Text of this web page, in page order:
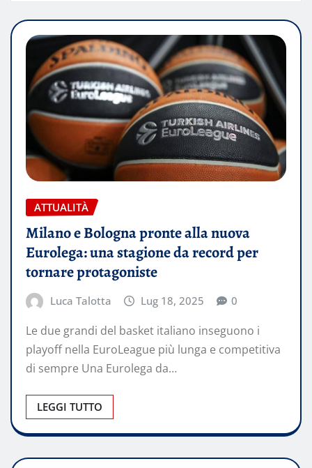
ATTUALITÀ
Milano e Bologna pronte alla nuova
Eurolega: una stagione da record per
tornare protagoniste
Luca Talotta Lug 18, 2025 0
Le due grandi del basket italiano inseguono i
playoff nella EuroLeague più lunga e competitiva
di sempre Una Eurolega da…
LEGGI TUTTO